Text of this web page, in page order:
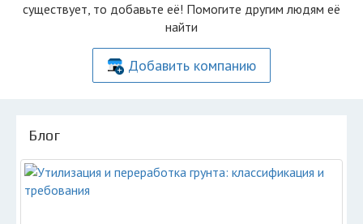
существует, то добавьте её! Помогите другим людям её
найти
Добавить компанию
Блог